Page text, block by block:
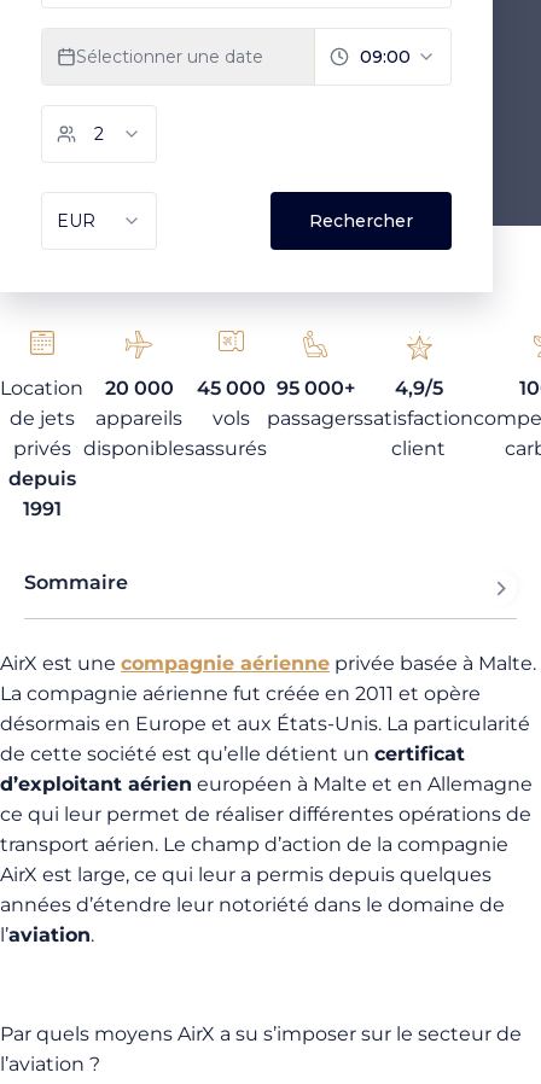
Location
de jets
privés
depuis
1991
20 000
appareils
disponibles
45 000
vols
assurés
95 000+
passagers
4,9/5
satisfaction
client
Sommaire
AirX est une compagnie aérienne privée basée à Malte.
La compagnie aérienne fut créée en 2011 et opère
désormais en Europe et aux États-Unis. La particularité
de cette société est qu’elle détient un certificat
d’exploitant aérien européen à Malte et en Allemagne
ce qui leur permet de réaliser différentes opérations de
transport aérien. Le champ d’action de la compagnie
AirX est large, ce qui leur a permis depuis quelques
années d’étendre leur notoriété dans le domaine de
l’aviation.
Par quels moyens AirX a su s’imposer sur le secteur de
l’aviation ?